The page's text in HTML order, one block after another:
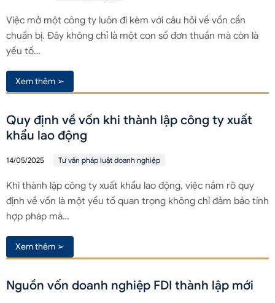
Việc mở một công ty luôn đi kèm với câu hỏi về vốn cần
chuẩn bị. Đây không chỉ là một con số đơn thuần mà còn là
yếu tố…
Xem thêm ➢
Quy định về vốn khi thành lập công ty xuất
khẩu lao động
14/05/2025 Tư vấn pháp luật doanh nghiệp
Khi thành lập công ty xuất khẩu lao động, việc nắm rõ quy
định về vốn là một yếu tố quan trọng không chỉ đảm bảo tính
hợp pháp mà…
Xem thêm ➢
Nguồn vốn doanh nghiệp FDI thành lập mới